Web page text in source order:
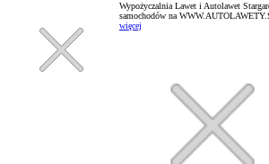
Wypożyczalnia Lawet i Autolawet
samochodów na
więcej